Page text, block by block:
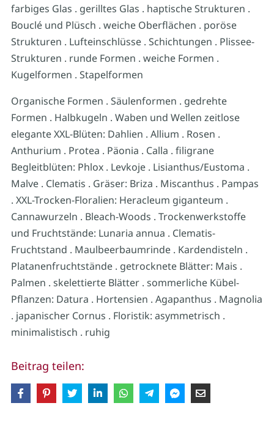
farbiges Glas . gerilltes Glas . haptische Strukturen .
Bouclé und Plüsch . weiche Oberflächen . poröse
Strukturen . Lufteinschlüsse . Schichtungen . Plissee-
Strukturen . runde Formen . weiche Formen .
Kugelformen . Stapelformen
Organische Formen . Säulenformen . gedrehte
Formen . Halbkugeln . Waben und Wellen zeitlose
elegante XXL-Blüten: Dahlien . Allium . Rosen .
Anthurium . Protea . Päonia . Calla . filigrane
Begleitblüten: Phlox . Levkoje . Lisianthus/Eustoma .
Malve . Clematis . Gräser: Briza . Miscanthus . Pampas
. XXL-Trocken-Floralien: Heracleum giganteum .
Cannawurzeln . Bleach-Woods . Trockenwerkstoffe
und Fruchtstände: Lunaria annua . Clematis-
Fruchtstand . Maulbeerbaumrinde . Kardendisteln .
Platanenfruchtstände . getrocknete Blätter: Mais .
Palmen . skelettierte Blätter . sommerliche Kübel-
Pflanzen: Datura . Hortensien . Agapanthus . Magnolia
. japanischer Cornus . Floristik: asymmetrisch .
minimalistisch . ruhig
Beitrag teilen: